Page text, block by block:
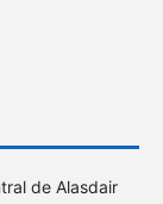
de Alasdair